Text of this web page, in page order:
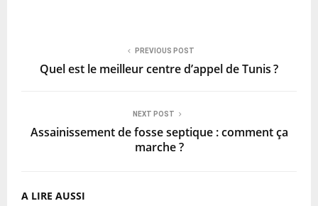
PREVIOUS POST
Quel est le meilleur centre d’appel de Tunis ?
NEXT POST
Assainissement de fosse septique : comment ça
marche ?
A LIRE AUSSI